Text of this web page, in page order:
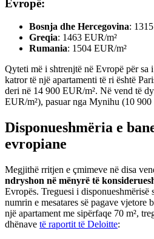
Evropë:
Bosnja dhe Hercegovina:
Greqia: 1463 EUR/m²
Rumania: 1504 EUR/m²
Qyteti më i shtrenjtë në Evropë për sa
katror të një apartamenti të ri është
deri në 14 900 EUR/m². Në vend të
EUR/m²), pasuar nga Mynihu (10 900
Disponueshmëria e
evropiane
Megjithë rritjen e çmimeve në disa
ndryshon në mënyrë të
Evropës. Treguesi i disponueshmërisë
numrin e mesatares së pagave vjetore
një apartament me sipërfaqe 70 m²,
dhënave të raportit të Deloitte: